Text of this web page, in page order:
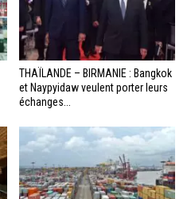
THAÏLANDE – BIRMANIE : Bangkok
et Naypyidaw veulent porter leurs
échanges...